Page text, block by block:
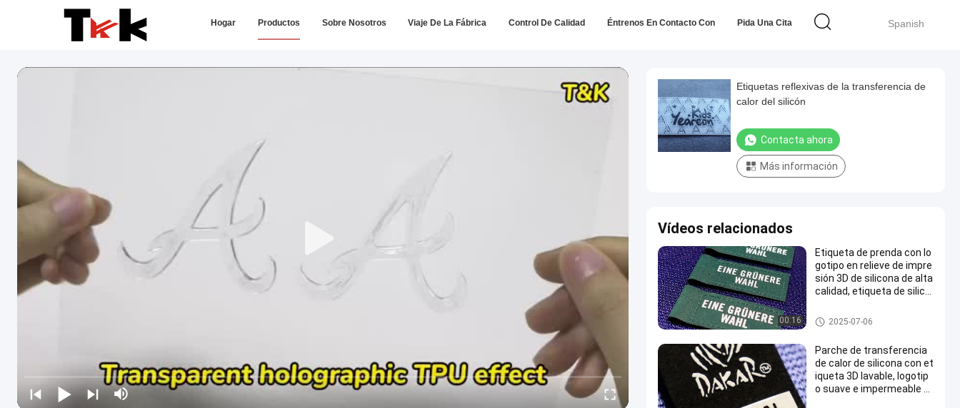
Spanish
Hogar Productos Sobre Nosotros Viaje De La Fábrica Control De Calidad Éntrenos En Contacto Con Pida Una Cita
Etiquetas reflexivas de la transferencia de
calor del silicón
Contacta ahora
Más información
Vídeos relacionados
00:16
Etiqueta de prenda con lo
gotipo en relieve de impre
sión 3D de silicona de alta
calidad, etiqueta de silico
para uso en ropa
Etiquetas de la transferencia d
e calor del silicón
2025-07-06
Parche de transferencia
de calor de silicona con et
iqueta 3D lavable, logotip
o suave e impermeable p